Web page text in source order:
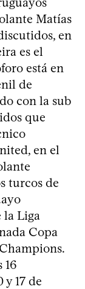
Matías
en
es el
está en
de
con la sub
que
en el
turcos de
la Liga
Copa
16
17 de